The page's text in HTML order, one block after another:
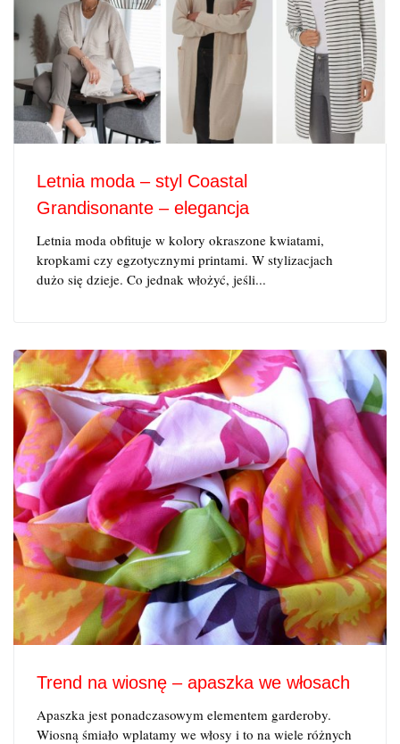
Letnia moda – styl Coastal
Grandisonante – elegancja
Letnia moda obfituje w kolory okraszone kwiatami,
kropkami czy egzotycznymi printami. W stylizacjach
dużo się dzieje. Co jednak włożyć, jeśli...
Trend na wiosnę – apaszka we włosach
Apaszka jest ponadczasowym elementem garderoby.
Wiosną śmiało wplatamy we włosy i to na wiele różnych